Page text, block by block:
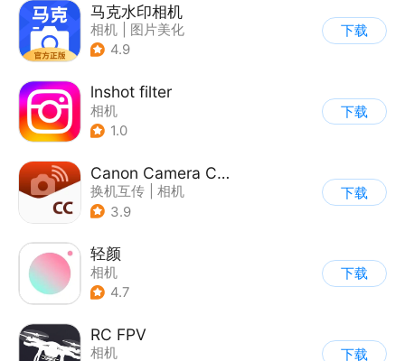
马克水印相机
相机
图片美化
4.9
下载
lnshot filter
相机
1.0
下载
Canon Camera Connect
换机互传
相机
3.9
下载
轻颜
相机
4.7
下载
RC FPV
相机
下载